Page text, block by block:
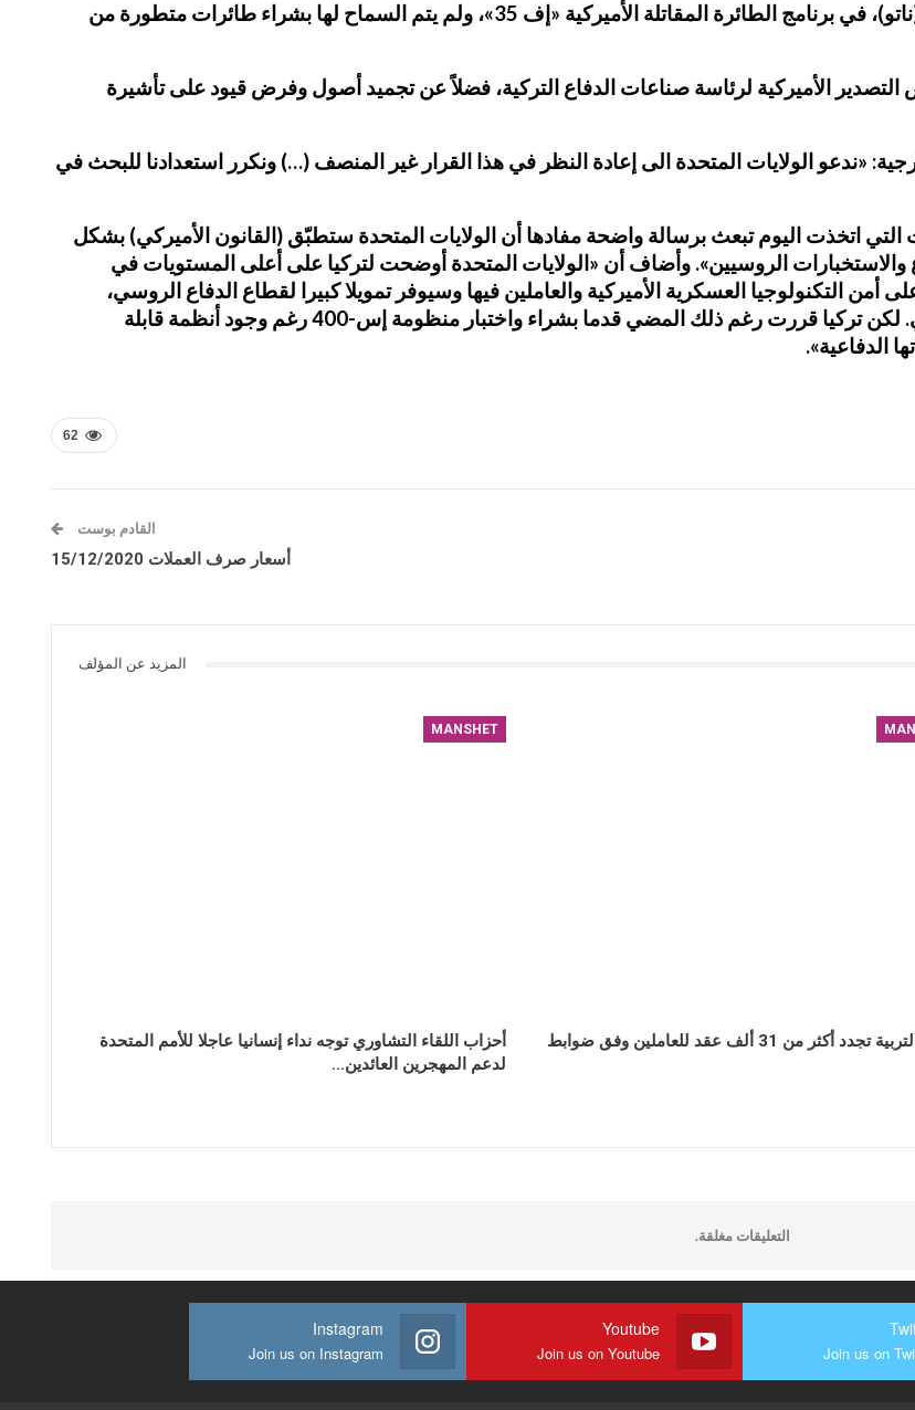
وتم تجميد مشاركة تركيا، وهي عضو في حلف شمال الأطلسي (ناتو)، في برنامج الطائرة المقاتلة الأميركية «إف 35»، ولم يتم السماح لها بشراء طائرات متطورة من
الأميركية لرئاسة صناعات الدفاع التركية، فضلاً عن تجميد أصول وفرض قيود على تأشيرة
«ندعو الولايات المتحدة الى إعادة النظر في هذا القرار غير المنصف (…) ونكرر استعدادنا للبحث في
التي اتخذت اليوم تبعث برسالة واضحة مفادها أن الولايات المتحدة ستطبّق (القانون الأميركي) بشكل
الروسيين». وأضاف أن «الولايات المتحدة أوضحت لتركيا على أعلى المستويات في
لمنظومة إس-400 سيشكّل خطرا على أمن التكنولوجيا العسكرية الأميركية والعاملين فيها وسيوفر تمويلا كبيرا لقطاع الدفاع الروسي،
ولوصول الروس إلى القوات المسلحة التركية وقطاعها الدفاعي. لكن تركيا قررت رغم ذلك المضي قدما بشراء واختبار منظومة إس-400 رغم وجود أنظمة قابلة
الدفاعية».
62
القادم بوست
أسعار صرف العملات 15/12/2020
المزيد عن المؤلف
وزارة التربية تجدد أكثر من 31 ألف عقد للعاملين وفق ضوابط
MANSHET
أحزاب اللقاء التشاوري توجه نداء إنسانيا عاجلا للأمم المتحدة
لدعم المهجرين العائدين…
التعليقات مغلقة.
Join us on
Youtube
Join us on Youtube
Instagram
Join us on Instagram